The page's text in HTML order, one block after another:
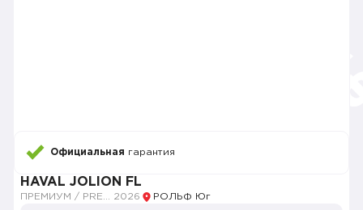
Официальная гарантия
HAVAL JOLION FL
2026 РОЛЬФ Юг